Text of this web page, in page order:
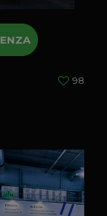
98